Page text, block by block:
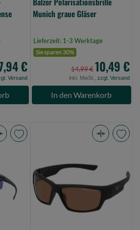
€
Versand
Munich graue Gläser
Lieferzeit: 1-3 Werktage
Sie sparen 30%
14,99 €10,49 €
inkl. MwSt., zzgl. Versand
In den Warenkorb
Shades
Floating
Polarized
Sunglasses